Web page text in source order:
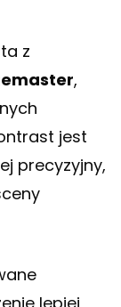
z
,
jest
precyzyjny,